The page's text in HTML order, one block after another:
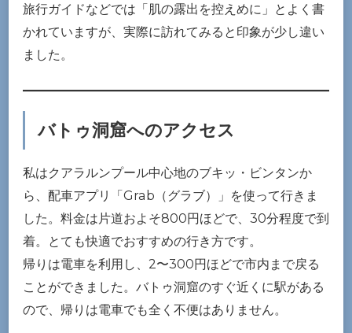
旅行ガイドなどでは「肌の露出を控えめに」とよく書
かれていますが、実際に訪れてみると印象が少し違い
ました。
バトゥ洞窟へのアクセス
私はクアラルンプール中心地のブキッ・ビンタンか
ら、配車アプリ「Grab（グラブ）」を使って行きま
した。料金は片道およそ800円ほどで、30分程度で到
着。とても快適でおすすめの行き方です。
帰りは電車を利用し、2〜300円ほどで市内まで戻る
ことができました。バトゥ洞窟のすぐ近くに駅がある
ので、帰りは電車でも全く不便はありません。